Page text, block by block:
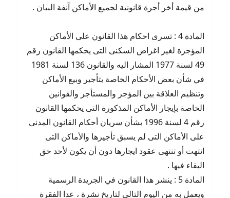
من قيمة أخر أجرة قانونية لجميع الأماكن آنفة البيان .
المادة 4 : تسرى احكام هذا القانون على الأماكن
المؤجرة لغير اغراض السكنى التى يحكمها القانون رقم
49 لسنة 1977 المشار اليه والقانون 136 لسنة 1981
في شأن بعض الأحكام الخاصة بتأجير وبيع الأماكن
وتنظيم العلاقة بين المؤجر والمستأجر والقوانين
الخاصة بإيجار الأماكن المذكورة التى يحكمها القانون
رقم 4 لسنة 1996 بشأن سريان أحكام القانون المدنى
على الأماكن التى لم يسبق تأجيرها والأماكن التى
انتهت أو تنتهى عقود ايجارها دون أن يكون لأحد حق
البقاء فيها .
المادة 5 : ينشر هذا القانون في الجريدة الرسمية
ويعمل به من اليوم التالى لتاريخ نشرة ، عدا الفقرة